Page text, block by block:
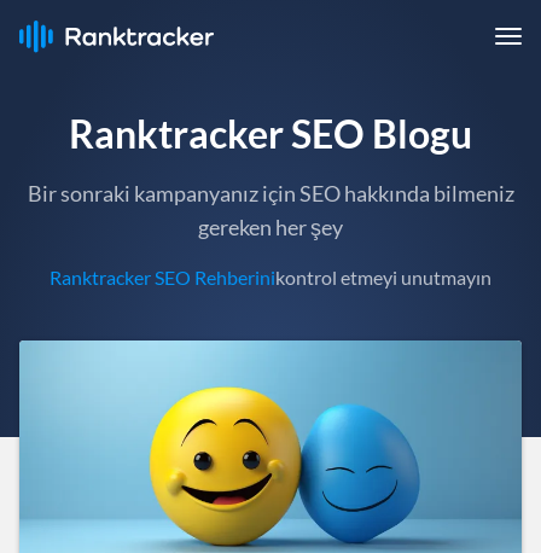
Ranktracker SEO Blogu
Bir sonraki kampanyanız için SEO hakkında bilmeniz
gereken her şey
Ranktracker SEO Rehberinikontrol etmeyi unutmayın